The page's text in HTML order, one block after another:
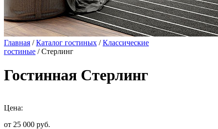
Главная /Каталог гостиных /Классические
гостиные / Стерлинг
Гостинная Стерлинг
Цена:
от 25 000 руб.